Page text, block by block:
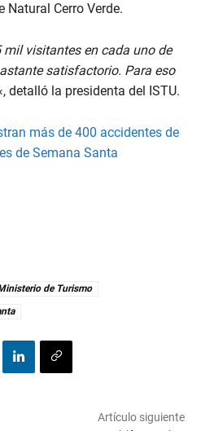
Natural Cerro Verde.
mil visitantes en cada uno de
satisfactorio. Para eso
detalló la presidenta del ISTU.
más de 400 accidentes de
de Semana Santa
de Turismo
Artículo siguiente